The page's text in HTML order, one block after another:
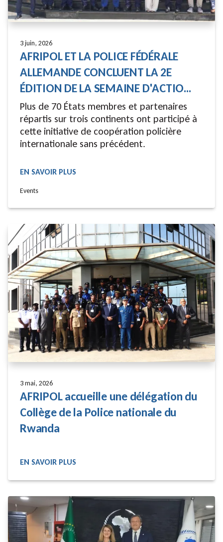
3 juin, 2026
AFRIPOL ET LA POLICE FÉDÉRALE
ALLEMANDE CONCLUENT LA 2E
ÉDITION DE LA SEMAINE D'ACTIO...
Plus de 70 États membres et partenaires
répartis sur trois continents ont participé à
cette initiative de coopération policière
internationale sans précédent.
READ MORE
EN SAVOIR PLUS
Events
3 mai, 2026
AFRIPOL accueille une délégation du
Collège de la Police nationale du
Rwanda
READ MORE
EN SAVOIR PLUS